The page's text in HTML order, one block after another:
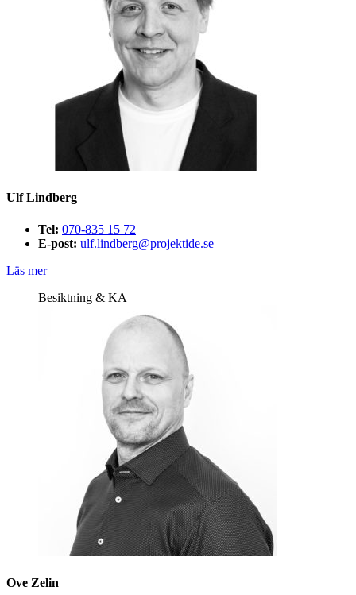
Ulf Lindberg
Tel: 070-835 15 72
E-post: ulf.lindberg@projektide.se
Läs mer
Besiktning & KA
Ove Zelin